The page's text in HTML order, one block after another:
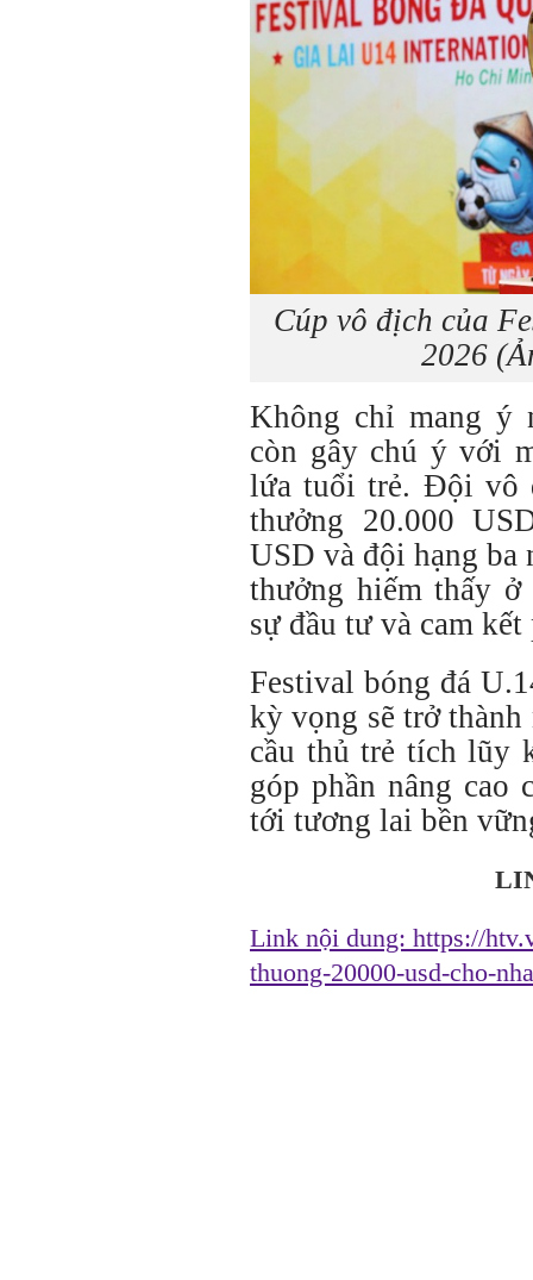
Cúp vô địch của
2026
Không chỉ mang ý
còn gây chú ý với
lứa tuổi trẻ. Đội vô
thưởng 20.000
USD và đội hạng
thưởng hiếm thấy
sự đầu tư và cam
Festival bóng đá
kỳ vọng sẽ trở thành
cầu thủ trẻ tích lũy
góp phần nâng cao
tới tương lai bền
Link nội dung: https://
thuong-20000-usd-cho-